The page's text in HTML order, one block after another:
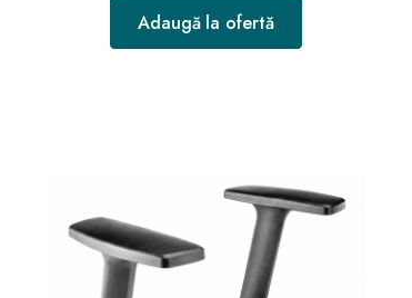
Adaugă la ofertă